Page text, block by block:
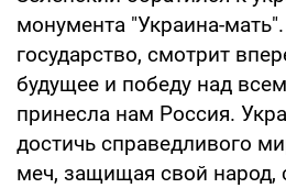
монумента "Украина-
государство, смотрит
будущее и победу над
принесла нам Россия.
достичь справедливого
меч, защищая свой народ,